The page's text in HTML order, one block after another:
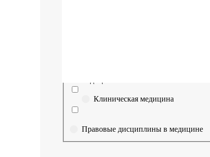
Клиническая медицина
Правовые дисциплины в медицине